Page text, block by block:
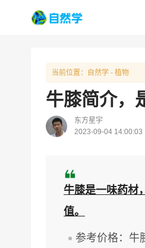
当前位置： 自然学 - 植物
牛膝简介，
东方星宇
2023-09-04 14:00:03
牛膝是一味药材
值。
参考价格：牛